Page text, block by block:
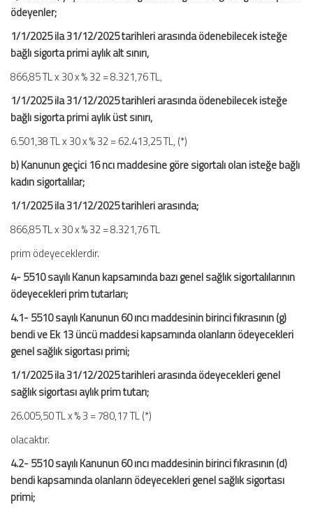
ödeyenler;
1/1/2025 ila 31/12/2025 tarihleri arasında ödenebilecek isteğe
bağlı sigorta primi aylık alt sınırı,
866,85 TL x 30 x % 32 = 8.321,76 TL,
1/1/2025 ila 31/12/2025 tarihleri arasında ödenebilecek isteğe
bağlı sigorta primi aylık üst sınırı,
6.501,38 TL x 30 x % 32 = 62.413,25 TL, (*)
b) Kanunun geçici 16 ncı maddesine göre sigortalı olan isteğe bağlı
kadın sigortalılar;
1/1/2025 ila 31/12/2025 tarihleri arasında;
866,85 TL x 30 x % 32 = 8.321,76 TL
prim ödeyeceklerdir.
4- 5510 sayılı Kanun kapsamında bazı genel sağlık sigortalılarının
ödeyecekleri prim tutarları;
4.1- 5510 sayılı Kanunun 60 ıncı maddesinin birinci fıkrasının (g)
bendi ve Ek 13 üncü maddesi kapsamında olanların ödeyecekleri
genel sağlık sigortası primi;
1/1/2025 ila 31/12/2025 tarihleri arasında ödeyecekleri genel
sağlık sigortası aylık prim tutarı;
26.005,50 TL x % 3 = 780,17 TL (*)
olacaktır.
4.2- 5510 sayılı Kanunun 60 ıncı maddesinin birinci fıkrasının (d)
bendi kapsamında olanların ödeyecekleri genel sağlık sigortası
primi;